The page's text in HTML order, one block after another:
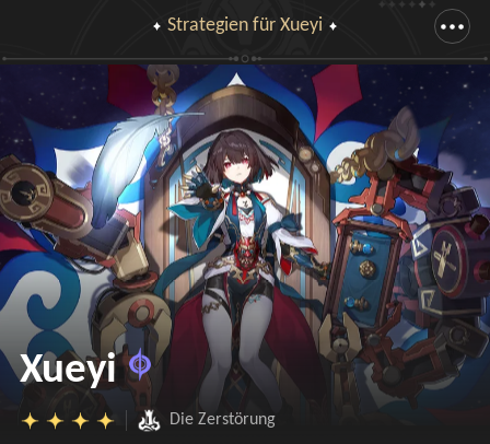
Strategien für Xueyi
Zieh nach unten, um die ganze Zeichnung zu sehen
Xueyi
Die Zerstörung